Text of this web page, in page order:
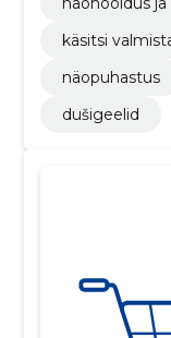
käsitsi
näopuhastus
dušigeelid